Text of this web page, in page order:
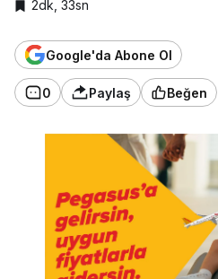
2dk, 33sn
Google'da Abone Ol
0 Paylaş Beğen